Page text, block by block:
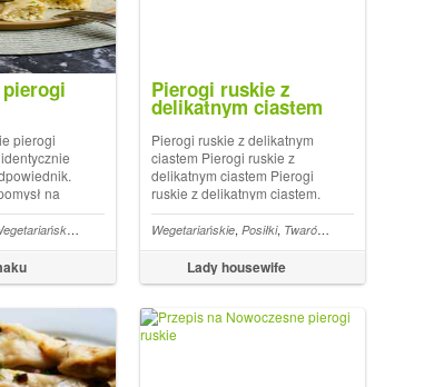
pierogi
na
tofu,
które nie
Tofu
Pierogi ruskie z
delikatnym ciastem
Pierogi ruskie z delikatnym
ciastem Pierogi ruskie z
delikatnym ciastem Pierogi
ruskie z delikatnym ciastem.
Ja lubię, mąż kocha, rodzinka
się zażera. Przez co pół roku
starałam się wrzucić ten wpis
i nie mogłam dorwać pieroga,
któremu zdążyłabym zrob...
Lady housewife
Wegetariańskie, Posiłki, Twaróg ,